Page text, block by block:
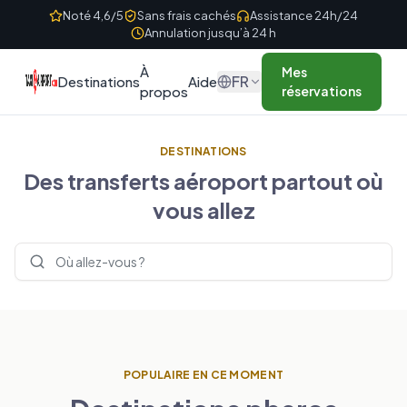
Skip to content
Noté 4,6/5 Sans frais cachés
Assistance 24h/24
Annulation jusqu’à 24 h
Destinations
À
propos
Aide FR
Mes
réservations
DESTINATIONS
Des transferts aéroport partout où
vous allez
Rechercher des destinations
POPULAIRE EN CE MOMENT